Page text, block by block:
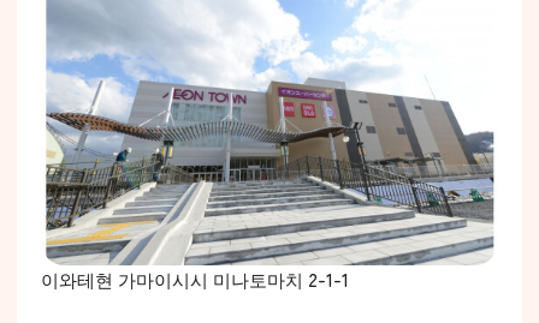
이와테현 가마이시시 미나토마치 2-1-1